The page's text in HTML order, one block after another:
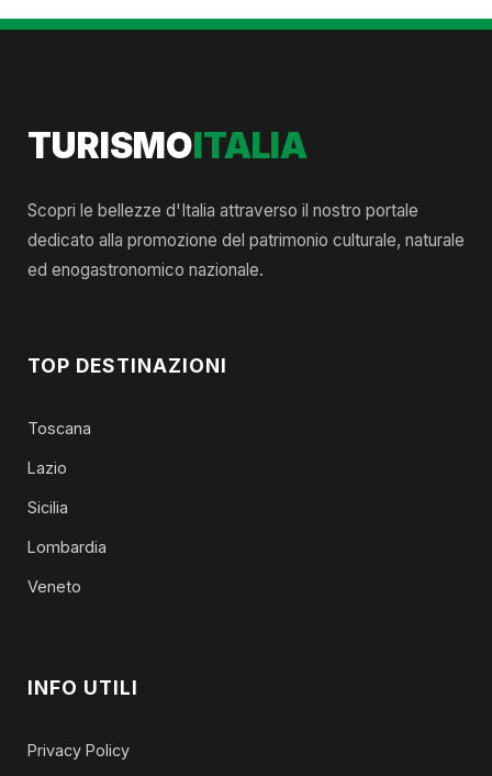
TURISMOITALIA
Scopri le bellezze d'Italia attraverso il nostro portale
dedicato alla promozione del patrimonio culturale, naturale
ed enogastronomico nazionale.
TOP DESTINAZIONI
Toscana
Lazio
Sicilia
Lombardia
Veneto
INFO UTILI
Privacy Policy